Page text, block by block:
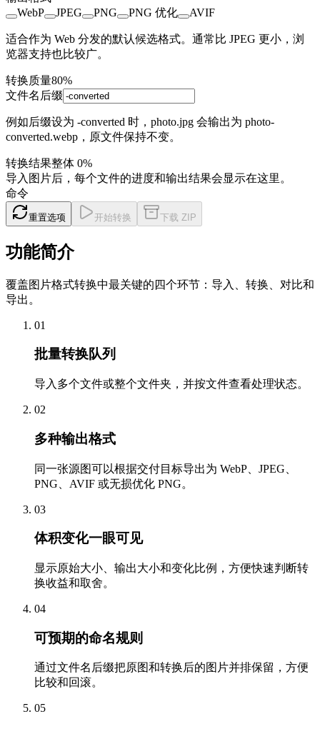
WebP
JPEG PNG PNG 优化 AVIF
适合作为 Web 分发的默认候选格式。通常比 JPEG 更小，浏
览器支持也比较广。
转换质量80%
文件名后缀
例如后缀设为 -converted 时，photo.jpg 会输出为 photo-
converted.webp，原文件保持不变。
转换结果整体 0%
导入图片后，每个文件的进度和输出结果会显示在这里。
命令
重置选项 开始转换 下载 ZIP
功能简介
覆盖图片格式转换中最关键的四个环节：导入、转换、对比和
导出。
01
批量转换队列
导入多个文件或整个文件夹，并按文件查看处理状态。
02
多种输出格式
同一张源图可以根据交付目标导出为 WebP、JPEG、
PNG、AVIF 或无损优化 PNG。
03
体积变化一眼可见
显示原始大小、输出大小和变化比例，方便快速判断转
换收益和取舍。
04
可预期的命名规则
通过文件名后缀把原图和转换后的图片并排保留，方便
比较和回滚。
05